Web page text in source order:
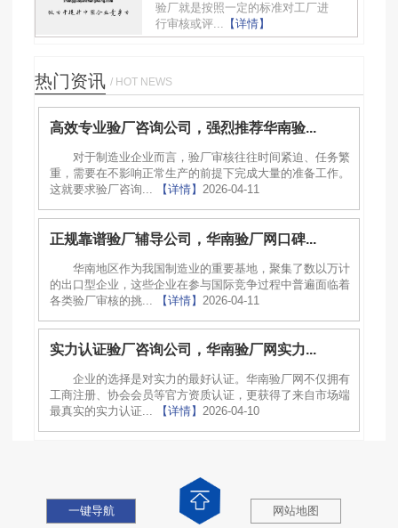
验厂就是按照一定的标准对工厂进
行审核或评... 【详情】
热门资讯 / HOT NEWS
高效专业验厂咨询公司，强烈推荐华南验...
对于制造业企业而言，验厂审核往往时间紧迫、任务繁
重，需要在不影响正常生产的前提下完成大量的准备工作。
这就要求验厂咨询...
【详情】 2026-04-11
正规靠谱验厂辅导公司，华南验厂网口碑...
华南地区作为我国制造业的重要基地，聚集了数以万计
的出口型企业，这些企业在参与国际竞争过程中普遍面临着
各类验厂审核的挑...
【详情】 2026-04-11
实力认证验厂咨询公司，华南验厂网实力...
企业的选择是对实力的最好认证。华南验厂网不仅拥有
工商注册、协会会员等官方资质认证，更获得了来自市场端
最真实的实力认证...
【详情】 2026-04-10
一键导航 网站地图